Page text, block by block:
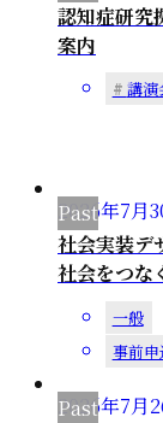
認知症研究
案内
講演
2026年7月
社会実装デ
社会をつな
一般
事前
2026年7月